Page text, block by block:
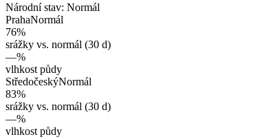
Národní stav: Normál
PrahaNormál
76%
srážky vs. normál (30 d)
—%
vlhkost půdy
StředočeskýNormál
83%
srážky vs. normál (30 d)
—%
vlhkost půdy